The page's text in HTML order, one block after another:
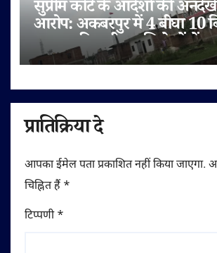
सुप्रीम कोर्ट के आदेशों की
आरोप: अकबरपुर में 4 बीघा 10
तालाब की जमीन अभिलेखों में
प्लॉटिंग का भी दावा
प्रातिक्रिया दे
आपका ईमेल पता प्रकाशित नहीं किया जाएगा.
चिह्नित हैं *
टिप्पणी*